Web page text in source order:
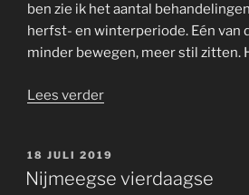
ben zie ik het aantal
herfst- en winterperiode. Eén van
minder bewegen, meer stil zitten.
Lees verder“Donkere
GEPLAATST
OP
18 JULI 2019
Nijmeegse vierdaagse